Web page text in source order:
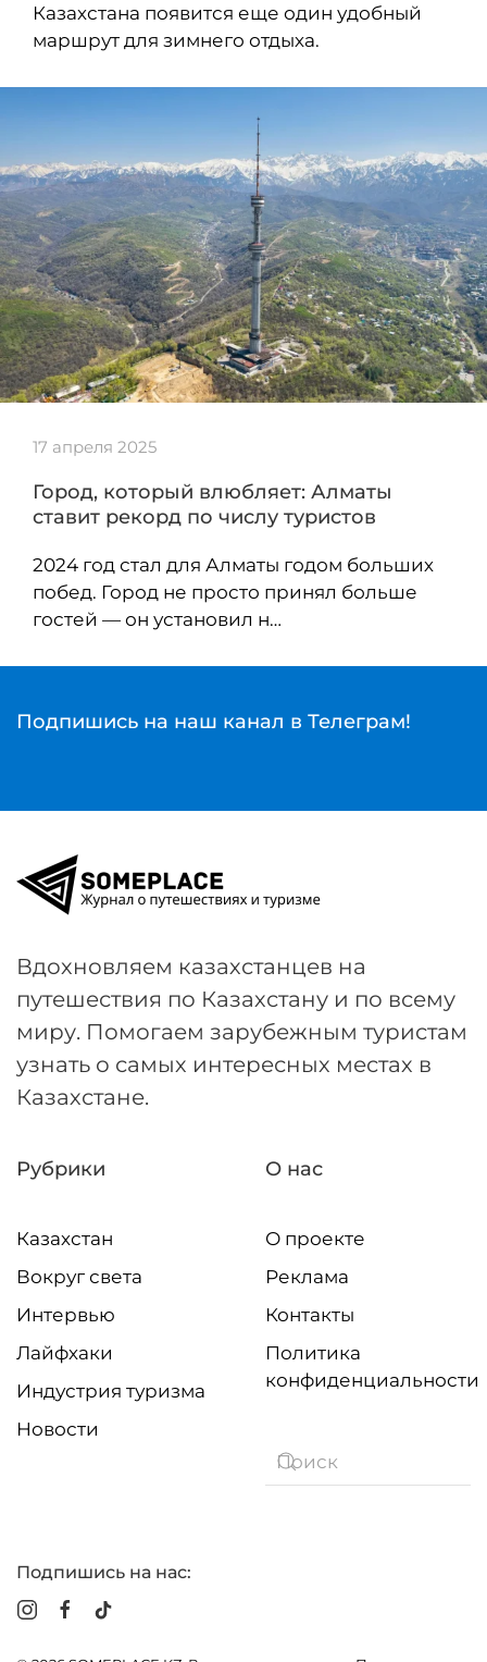
Казахстана появится еще один удобный
маршрут для зимнего отдыха.
17 апреля 2025
Город, который влюбляет: Алматы
ставит рекорд по числу туристов
2024 год стал для Алматы годом больших
побед. Город не просто принял больше
гостей — он установил н…
Подпишись на наш канал в Телеграм!
Вдохновляем казахстанцев на
путешествия по Казахстану и по всему
миру. Помогаем зарубежным туристам
узнать о самых интересных местах в
Казахстане.
Рубрики
Казахстан
Вокруг света
Интервью
Лайфхаки
Индустрия туризма
Новости
О нас
О проекте
Реклама
Контакты
Политика
конфиденциальности
Подпишись на нас: